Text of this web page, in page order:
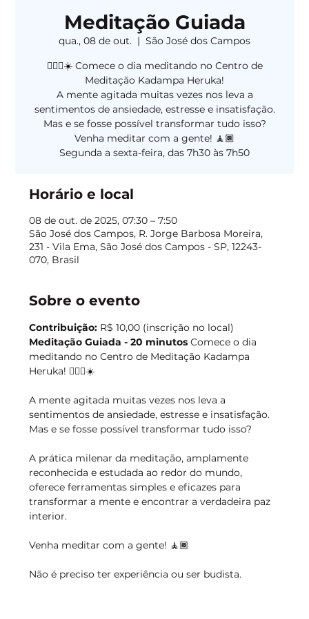
Meditação Guiada
qua., 08 de out.
  |
São José dos Campos
🧘🏻‍♀️☀️ Comece o dia meditando no Centro de
Meditação Kadampa Heruka!
A mente agitada muitas vezes nos leva a
sentimentos de ansiedade, estresse e insatisfação.
Mas e se fosse possível transformar tudo isso?
Venha meditar com a gente! 🧘🏾
Segunda a sexta-feira, das 7h30 às 7h50
Horário e local
08 de out. de 2025, 07:30 – 7:50
São José dos Campos, R. Jorge Barbosa Moreira,
231 - Vila Ema, São José dos Campos - SP, 12243-
070, Brasil
Sobre o evento
Contribuição: R$ 10,00 (inscrição no local)
Meditação Guiada - 20 minutos Comece o dia
meditando no Centro de Meditação Kadampa
Heruka! 🧘🏻‍♀️☀️
A mente agitada muitas vezes nos leva a
sentimentos de ansiedade, estresse e insatisfação.
Mas e se fosse possível transformar tudo isso?
A prática milenar da meditação, amplamente
reconhecida e estudada ao redor do mundo,
oferece ferramentas simples e eficazes para
transformar a mente e encontrar a verdadeira paz
interior.
Venha meditar com a gente! 🧘🏾
Não é preciso ter experiência ou ser budista.